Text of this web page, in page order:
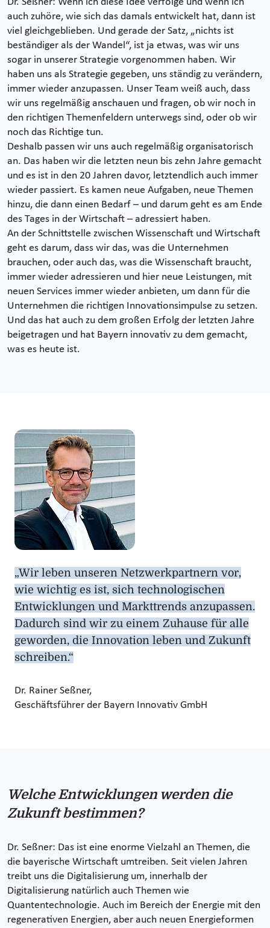
auch zuhöre, wie sich das damals entwickelt hat, dann ist
viel gleichgeblieben. Und gerade der Satz, „nichts ist
beständiger als der Wandel“, ist ja etwas, was wir uns
sogar in unserer Strategie vorgenommen haben. Wir
haben uns als Strategie gegeben, uns ständig zu verändern,
immer wieder anzupassen. Unser Team weiß auch, dass
wir uns regelmäßig anschauen und fragen, ob wir noch in
den richtigen Themenfeldern unterwegs sind, oder ob wir
noch das Richtige tun.
Deshalb passen wir uns auch regelmäßig organisatorisch
an. Das haben wir die letzten neun bis zehn Jahre gemacht
und es ist in den 20 Jahren davor, letztendlich auch immer
wieder passiert. Es kamen neue Aufgaben, neue Themen
hinzu, die dann einen Bedarf – und darum geht es am Ende
des Tages in der Wirtschaft – adressiert haben.
An der Schnittstelle zwischen Wissenschaft und Wirtschaft
geht es darum, dass wir das, was die Unternehmen
brauchen, oder auch das, was die Wissenschaft braucht,
immer wieder adressieren und hier neue Leistungen, mit
neuen Services immer wieder anbieten, um dann für die
Unternehmen die richtigen Innovationsimpulse zu setzen.
Und das hat auch zu dem großen Erfolg der letzten Jahre
beigetragen und hat Bayern innovativ zu dem gemacht,
was es heute ist.
„Wir leben unseren Netzwerkpartnern vor,
wie wichtig es ist, sich technologischen
Entwicklungen und Markttrends anzupassen.
Dadurch sind wir zu einem Zuhause für alle
geworden, die Innovation leben und Zukunft
schreiben.“
Dr. Rainer Seßner,
Geschäftsführer der Bayern Innovativ GmbH
Welche Entwicklungen werden die
Zukunft bestimmen?
Dr. Seßner: Das ist eine enorme Vielzahl an Themen, die
die bayerische Wirtschaft umtreiben. Seit vielen Jahren
treibt uns die Digitalisierung um, innerhalb der
Digitalisierung natürlich auch Themen wie
Quantentechnologie. Auch im Bereich der Energie mit den
regenerativen Energien, aber auch neuen Energieformen